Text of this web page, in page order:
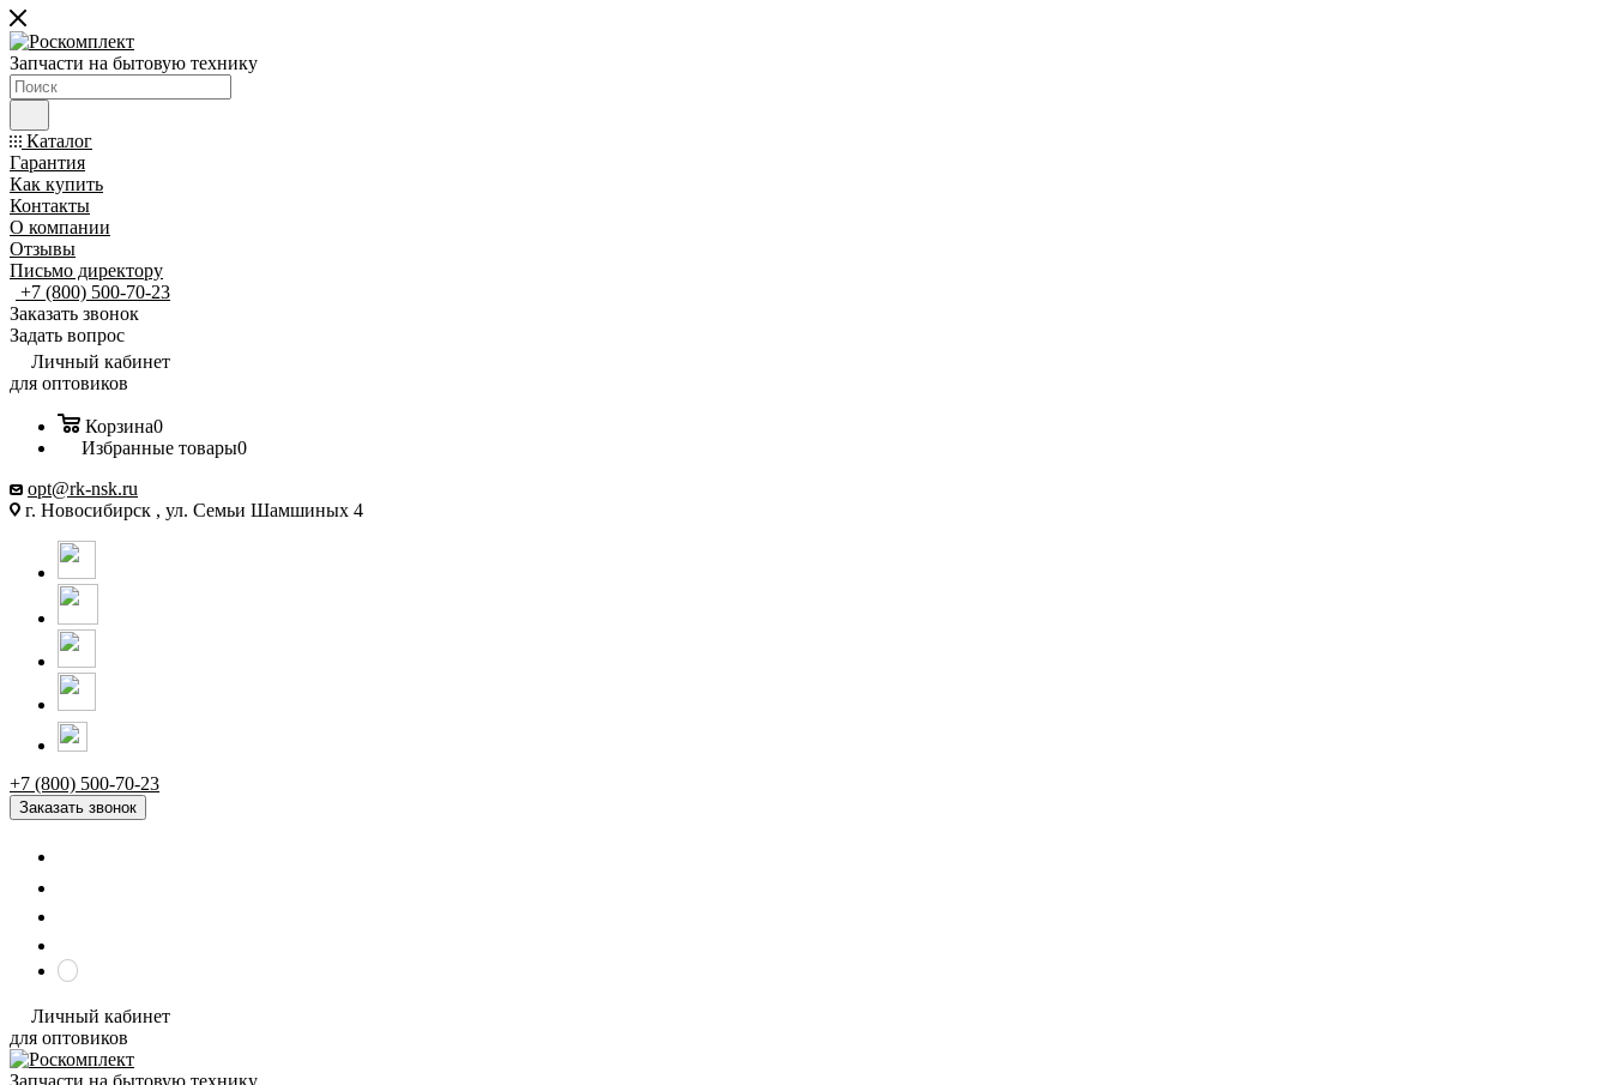
Запчасти на бытовую технику
Каталог
Гарантия
Как купить
Контакты
О компании
Отзывы
Письмо директору
+7 (800) 500-70-23
Заказать звонок
Задать вопрос
Личный кабинет
для оптовиков
Корзина0
Избранные товары0
opt@rk-nsk.ru
г. Новосибирск , ул. Семьи Шамшиных 4
+7 (800) 500-70-23
Заказать звонок
Личный кабинет
для оптовиков
Запчасти на бытовую технику